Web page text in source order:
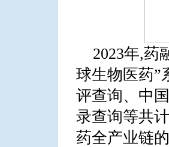
2023年,药
球生物医药”
评查询、中
录查询等共
药全产业链